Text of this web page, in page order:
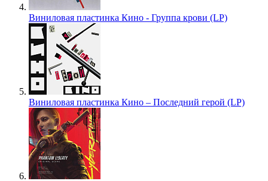
Виниловая пластинка Кино - Группа крови (LP)
Виниловая пластинка Кино – Последний герой (LP)